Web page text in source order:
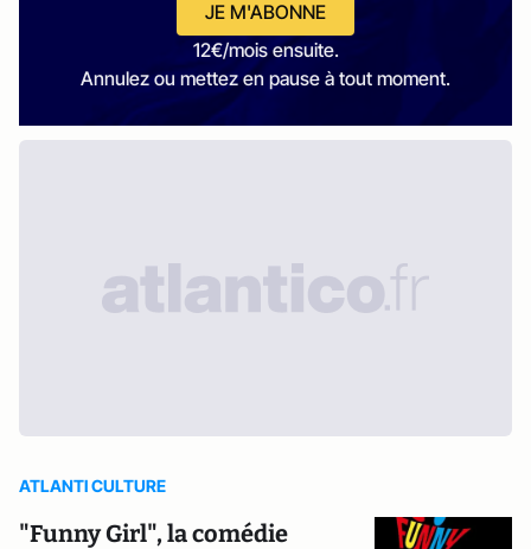
JE M'ABONNE
12€/mois ensuite.
Annulez ou mettez en pause à tout moment.
ATLANTI CULTURE
"Funny Girl", la comédie